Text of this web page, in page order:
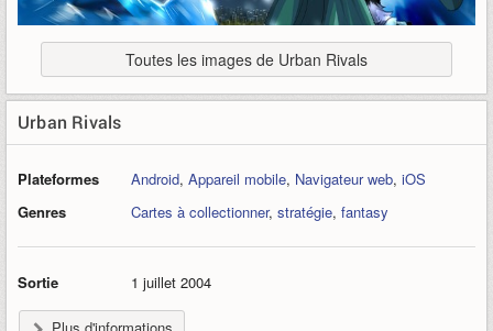
Toutes les images de Urban Rivals
Urban Rivals
Plateformes Android, Appareil mobile, Navigateur web, iOS
Genres
Cartes à collectionner, stratégie, fantasy
Sortie 1 juillet 2004